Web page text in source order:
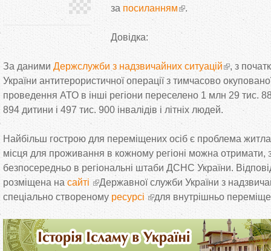
за посиланням .
Довідка:
За даними Держслужби з надзвичайних ситуацій , з
України антитерористичної операції з тимчасово
проведення АТО в інші регіони переселено 1 млн 29 тис.
894 дитини і 497 тис. 900 інвалідів і літніх людей.
Найбільш гострою для переміщених осіб є проблема
місця для проживання в кожному регіоні можна отримати,
безпосередньо в регіональні штаби ДСНС України.
розміщена на сайті Державної служби України з
спеціально створеному ресурсі для внутрішньо